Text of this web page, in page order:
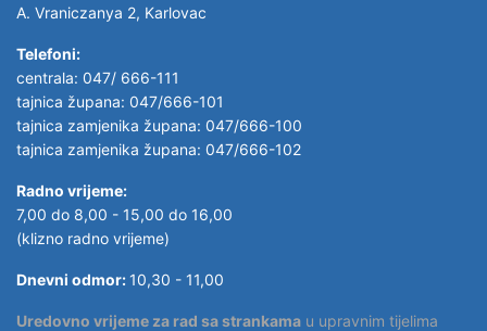
A. Vraniczanya 2, Karlovac
Telefoni:
centrala: 047/ 666-111
tajnica župana: 047/666-101
tajnica zamjenika župana: 047/666-100
tajnica zamjenika župana: 047/666-102
Radno vrijeme:
7,00 do 8,00 - 15,00 do 16,00
(klizno radno vrijeme)
Dnevni odmor: 10,30 - 11,00
Uredovno vrijeme za rad sa strankama u upravnim tijelima